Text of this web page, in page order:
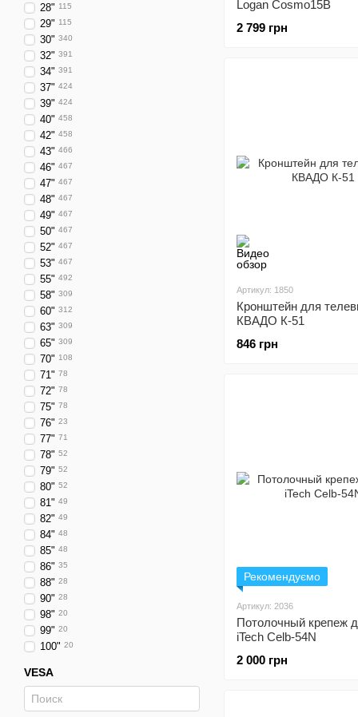
Logan Cosmo15B
2 799 грн
Артикул: 1850
Кронштейн для
КВАДО К-51
846 грн
Рекомендуємо
Артикул: 2036
Потолочный крепеж
iTech Celb-54N
2 000 грн
28" 115
29" 115
30" 340
32" 391
34" 391
37" 424
39" 424
40" 458
42" 458
43" 466
46" 467
47" 467
48" 467
49" 467
50" 467
52" 467
53" 467
55" 492
58" 309
60" 312
63" 309
65" 309
70" 108
71" 78
72" 78
75" 78
76" 23
77" 71
78" 52
79" 52
80" 52
81" 49
82" 49
84" 48
85" 48
86" 35
88" 28
90" 28
98" 20
99" 20
100" 20
VESA